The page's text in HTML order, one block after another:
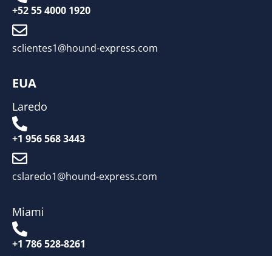
+52 55 4000 1920
sclientes1@hound-express.com
EUA
Laredo
+1 956 568 3443
cslaredo1@hound-express.com
Miami
+1 786 528-8261